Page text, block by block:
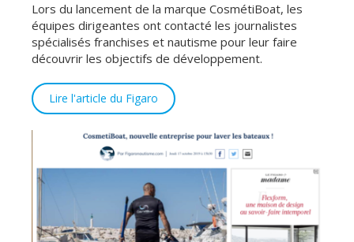
Lors du lancement de la marque CosmétiBoat, les
équipes dirigeantes ont contacté les journalistes
spécialisés franchises et nautisme pour leur faire
découvrir les objectifs de développement.
Lire l'article du Figaro